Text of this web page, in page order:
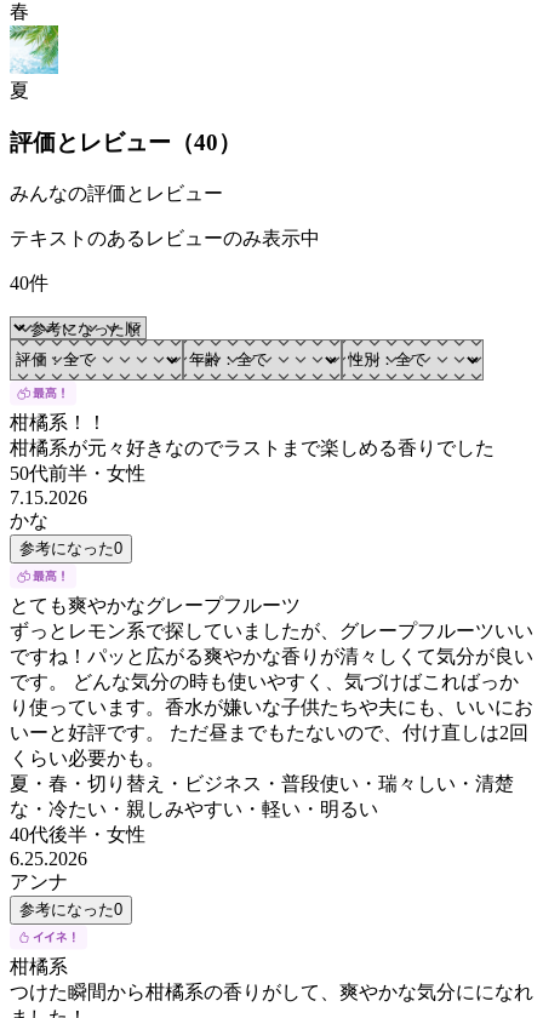
春
夏
評価とレビュー（40）
みんなの評価とレビュー
テキストのあるレビューのみ表示中
40件
柑橘系！！
柑橘系が元々好きなのでラストまで楽しめる香りでした
50代前半 ・ 女性
7.15.2026
かな
参考になった0
とても爽やかなグレープフルーツ
ずっとレモン系で探していましたが、グレープフルーツいい
ですね！パッと広がる爽やかな香りが清々しくて気分が良い
です。 どんな気分の時も使いやすく、気づけばこればっか
り使っています。香水が嫌いな子供たちや夫にも、いいにお
いーと好評です。 ただ昼までもたないので、付け直しは2回
くらい必要かも。
夏・春・切り替え・ビジネス・普段使い・瑞々しい・清楚
な・冷たい・親しみやすい・軽い・明るい
40代後半 ・ 女性
6.25.2026
アンナ
参考になった0
柑橘系
つけた瞬間から柑橘系の香りがして、爽やかな気分にになれ